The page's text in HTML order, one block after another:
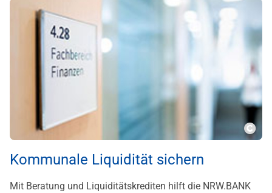
Kommunale Liquidität sichern
Mit Beratung und Liquiditätskrediten hilft die NRW.BANK